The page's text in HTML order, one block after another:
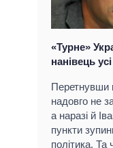
«Турне»
нанівець
Перетнувши
надовго не
а наразі й
пункти
політика. Та